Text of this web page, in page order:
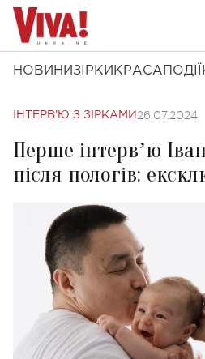
НОВИНИ ЗІРКИ КРАСА ПОДІЇ
ІНТЕРВ'Ю З ЗІРКАМИ 26.07.2024
Перше інтервʼю
після пологів: